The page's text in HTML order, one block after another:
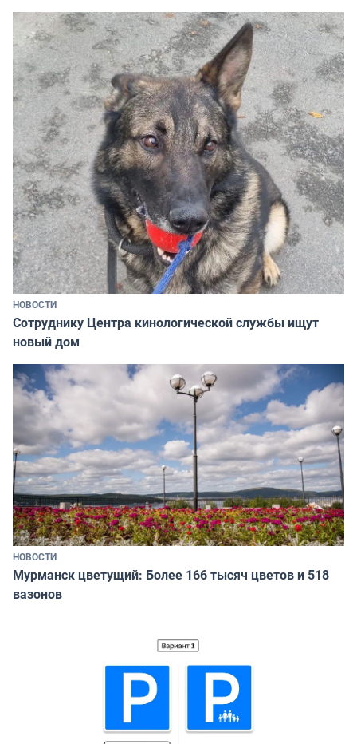
НОВОСТИ
Сотруднику Центра кинологической службы ищут
новый дом
НОВОСТИ
Мурманск цветущий: Более 166 тысяч цветов и 518
вазонов